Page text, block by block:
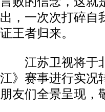
出，一次次打碎自
证王者归来。
江苏卫视将于北
江》赛事进行实况
朋友们全景呈现，